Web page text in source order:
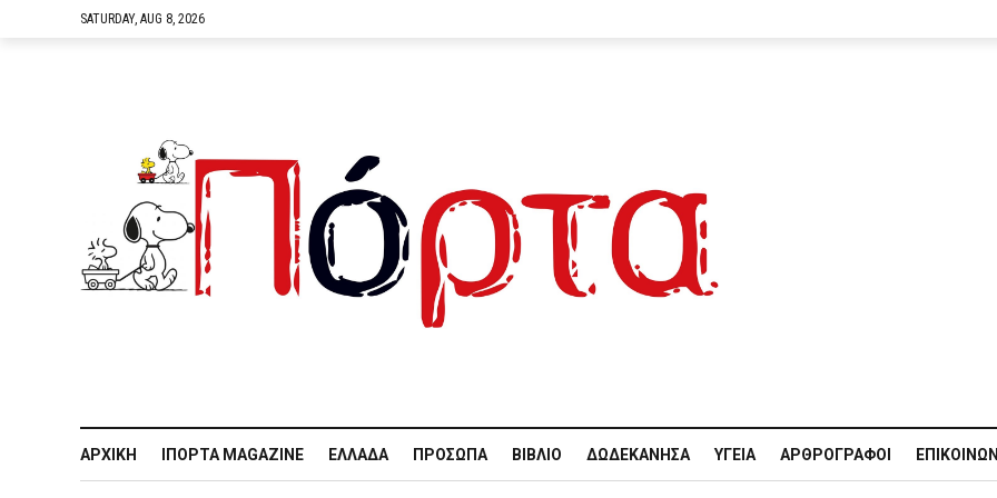
SATURDAY, AUG 8, 2026
ΑΡΧΙΚΉ IΠΌΡΤΑ MAGAZINE ΕΛΛΆΔΑ ΠΡΌΣΩΠΑ ΒΙΒΛΊΟ ΔΩΔΕΚΆΝΗΣΑ ΥΓΕΊΑ ΑΡΘΡΟΓΡΆΦΟΙ